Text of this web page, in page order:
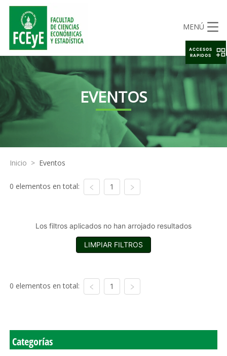
MENÚ
EVENTOS
Inicio > Eventos
0 elementos en total: 1
Los filtros aplicados no han arrojado resultados
LIMPIAR FILTROS
0 elementos en total: 1
Categorías
ACCESOS
RAPIDOS